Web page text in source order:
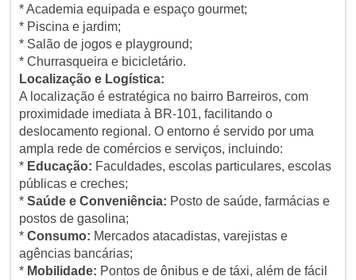
* Academia equipada e espaço gourmet;
* Piscina e jardim;
* Salão de jogos e playground;
* Churrasqueira e bicicletário.
Localização e Logística:
A localização é estratégica no bairro Barreiros, com
proximidade imediata à BR-101, facilitando o
deslocamento regional. O entorno é servido por uma
ampla rede de comércios e serviços, incluindo:
* Educação: Faculdades, escolas particulares, escolas
públicas e creches;
* Saúde e Conveniência: Posto de saúde, farmácias e
postos de gasolina;
* Consumo: Mercados atacadistas, varejistas e
agências bancárias;
* Mobilidade: Pontos de ônibus e de táxi, além de fácil